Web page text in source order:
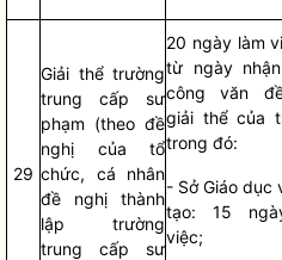
29
Giải thể trường
trung cấp sư
phạm (theo đề
nghị của tổ
chức, cá nhân
đề nghị thành
lập trường
trung cấp sư
20 ngày làm
từ ngày
công văn
giải thể của
trong đó:
- Sở Giáo dục
tạo: 15
việc;